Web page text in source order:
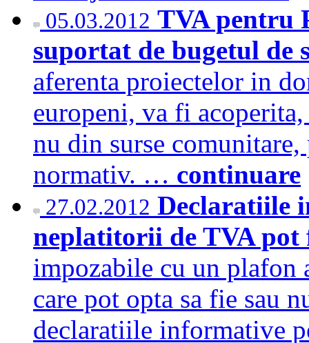
05.03.2012 TVA pentru
suportat de bugetul de
aferenta proiectelor in
europeni, va fi
nu din surse
normativ. … continuare
27.02.2012 Declaratiile
neplatitorii de TVA
impozabile cu un plafon
care pot opta sa fie sau
declaratiile informative